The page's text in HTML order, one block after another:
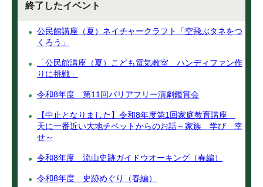
終了したイベント
公民館講座（夏）ネイチャークラフト「空飛ぶタネをつ
くろう」
「公民館講座（夏）こども電気教室 ハンディファン作
りに挑戦」
令和8年度 第11回バリアフリー演劇鑑賞会
【中止となりました】令和8年度第1回家庭教育講座
天に一番近い大地チベットからのお話～家族 学び 幸
せ～
令和8年度 流山史跡ガイドウオーキング（春編）
令和8年度 史跡めぐり（春編）